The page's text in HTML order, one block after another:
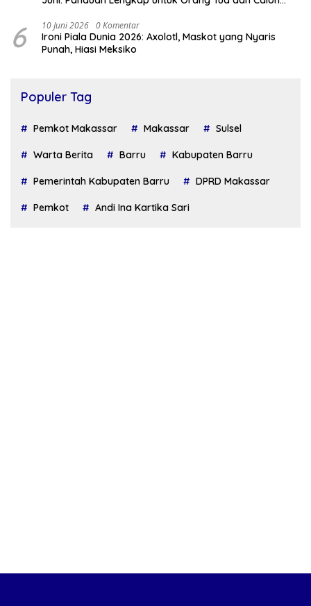
6 10 Juni 2026 0 Komentar
Ironi Piala Dunia 2026: Axolotl, Maskot yang Nyaris
Punah, Hiasi Meksiko
Populer Tag
Pemkot Makassar Makassar Sulsel
Warta Berita Barru Kabupaten Barru
Pemerintah Kabupaten Barru DPRD Makassar
Pemkot Andi Ina Kartika Sari